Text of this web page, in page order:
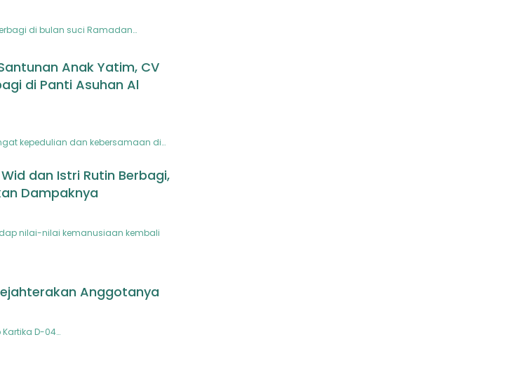
berbagi di bulan suci Ramadan…
Anak Yatim, CV
di Panti Asuhan Al
kepedulian dan kebersamaan di…
dan Istri Rutin Berbagi,
Dampaknya
nilai-nilai kemanusiaan kembali
Anggotanya
D-04…